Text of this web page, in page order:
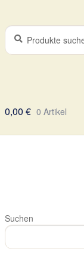
Suchen
nach:
Suchen
0,00 € 0 Artikel
Suchen